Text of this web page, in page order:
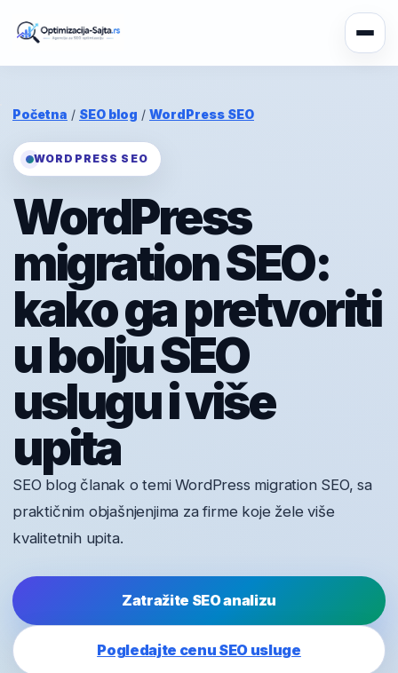
Početna / SEO blog / WordPress SEO
WORDPRESS SEO
WordPress
migration SEO:
kako ga pretvoriti
u bolju SEO
uslugu i više
upita
SEO blog članak o temi WordPress migration SEO, sa
praktičnim objašnjenjima za firme koje žele više
kvalitetnih upita.
Zatražite SEO analizu
Pogledajte cenu SEO usluge